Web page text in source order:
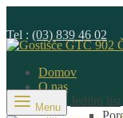
Tel : (03) 839 46 02
Domov
O nas
Jedilni list
Menu